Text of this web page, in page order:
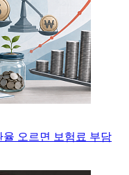
오르면 보험료 부담